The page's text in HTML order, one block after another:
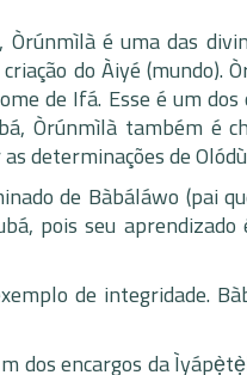
Òrúnmìlà é uma das
do Àiyé (mundo).
de Ifá. Esse é um
Òrúnmìlà também é
determinações de
de Bàbáláwo (pai
pois seu
de integridade.
dos encargos da